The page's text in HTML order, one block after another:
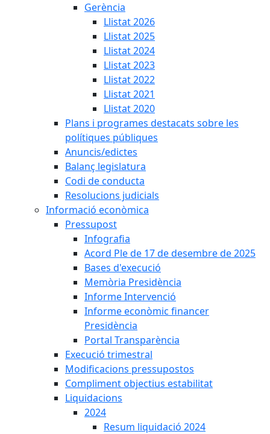
Gerència
Llistat 2026
Llistat 2025
Llistat 2024
Llistat 2023
Llistat 2022
Llistat 2021
Llistat 2020
Plans i programes destacats sobre les
polítiques públiques
Anuncis/edictes
Balanç legislatura
Codi de conducta
Resolucions judicials
Informació econòmica
Pressupost
Infografia
Acord Ple de 17 de desembre de 2025
Bases d'execució
Memòria Presidència
Informe Intervenció
Informe econòmic financer
Presidència
Portal Transparència
Execució trimestral
Modificacions pressupostos
Compliment objectius estabilitat
Liquidacions
2024
Resum liquidació 2024